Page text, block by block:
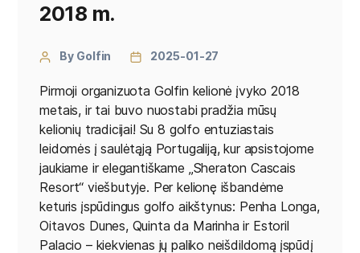
2018 m.
By Golfin 2025-01-27
Pirmoji organizuota Golfin kelionė įvyko 2018
metais, ir tai buvo nuostabi pradžia mūsų
kelionių tradicijai! Su 8 golfo entuziastais
leidomės į saulėtąją Portugaliją, kur apsistojome
jaukiame ir elegantiškame „Sheraton Cascais
Resort“ viešbutyje. Per kelionę išbandėme
keturis įspūdingus golfo aikštynus: Penha Longa,
Oitavos Dunes, Quinta da Marinha ir Estoril
Palacio – kiekvienas jų paliko neišdildomą įspūdį